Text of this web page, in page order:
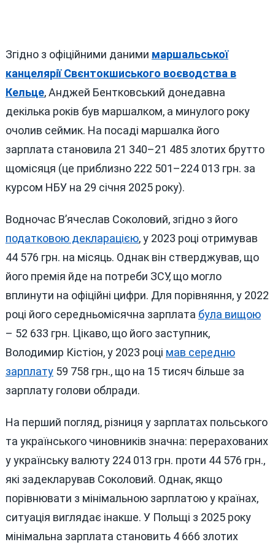
Згідно з офіційними даними маршальської
канцелярії Свєнтокшиського воєводства в
Кельце, Анджей Бентковський донедавна
декілька років був маршалком, а минулого року
очолив сеймик. На посаді маршалка його
зарплата становила 21 340–21 485 злотих брутто
щомісяця (це приблизно 222 501–224 013 грн. за
курсом НБУ на 29 січня 2025 року).
Водночас В’ячеслав Соколовий, згідно з його
податковою декларацією, у 2023 році отримував
44 576 грн. на місяць. Однак він стверджував, що
його премія йде на потреби ЗСУ, що могло
вплинути на офіційні цифри. Для порівняння, у 2022
році його середньомісячна зарплата була вищою
– 52 633 грн. Цікаво, що його заступник,
Володимир Кістіон, у 2023 році мав середню
зарплату59 758 грн., що на 15 тисяч більше за
зарплату голови облради.
На перший погляд, різниця у зарплатах польського
та українського чиновників значна: перерахованих
у українську валюту 224 013 грн. проти 44 576 грн.,
які задекларував Соколовий. Однак, якщо
порівнювати з мінімальною зарплатою у країнах,
ситуація виглядає інакше. У Польщі з 2025 року
мінімальна зарплата становить 4 666 злотих